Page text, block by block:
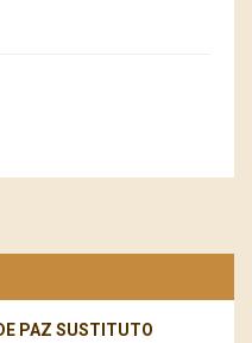
PAZ SUSTITUTO